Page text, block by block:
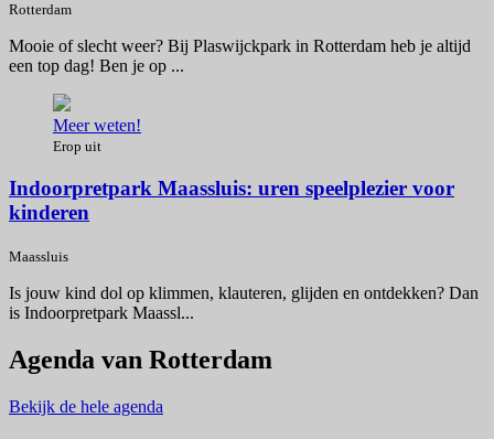
Rotterdam
Mooie of slecht weer? Bij Plaswijckpark in Rotterdam heb je altijd
een top dag! Ben je op ...
Meer weten!
Erop uit
Indoorpretpark Maassluis: uren speelplezier voor
kinderen
Maassluis
Is jouw kind dol op klimmen, klauteren, glijden en ontdekken? Dan
is Indoorpretpark Maassl...
Agenda van Rotterdam
Bekijk de hele agenda